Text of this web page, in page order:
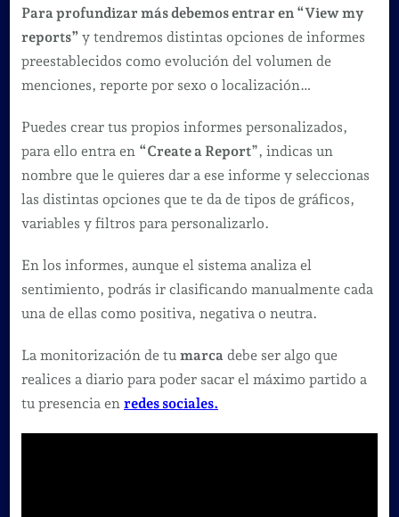
Para profundizar más debemos entrar en “View my
reports” y tendremos distintas opciones de informes
preestablecidos como evolución del volumen de
menciones, reporte por sexo o localización…
Puedes crear tus propios informes personalizados,
para ello entra en “Create a Report”, indicas un
nombre que le quieres dar a ese informe y seleccionas
las distintas opciones que te da de tipos de gráficos,
variables y filtros para personalizarlo.
En los informes, aunque el sistema analiza el
sentimiento, podrás ir clasificando manualmente cada
una de ellas como positiva, negativa o neutra.
La monitorización de tu marcadebe ser algo que
realices a diario para poder sacar el máximo partido a
tu presencia en redes sociales.